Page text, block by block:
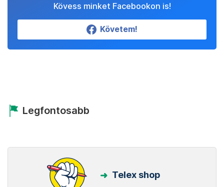
Kövess minket Facebookon is!
Követem!
Legfontosabb
Telex shop